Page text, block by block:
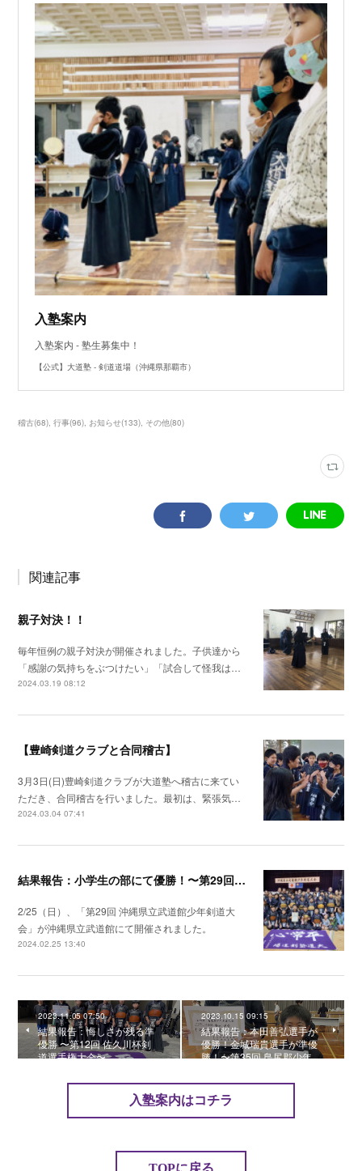
入塾案内
入塾案内 - 塾生募集中！
【公式】大道塾 - 剣道道場（沖縄県那覇市）
稽古(68) 行事(96) お知らせ(133) その他(80)
関連記事
親子対決！！
毎年恒例の親子対決が開催されました。子供達から
「感謝の気持ちをぶつけたい」「試合して怪我は…
2024.03.19 08:12
【豊崎剣道クラブと合同稽古】
3月3日(日)豊崎剣道クラブが大道塾へ稽古に来てい
ただき、合同稽古を行いました。最初は、緊張気…
2024.03.04 07:41
結果報告：小学生の部にて優勝！〜第29回 沖縄県立武道館少年剣道大会〜
2/25（日）、「第29回 沖縄県立武道館少年剣道大
会」が沖縄県立武道館にて開催されました。
2024.02.25 13:40
2023.11.05 07:50
結果報告：悔しさが残る準
優勝 〜第12回 佐久川杯剣
道選手権大会〜
2023.10.15 09:15
結果報告：本田善弘選手が
優勝！金城瑞貴選手が準優
勝！〜第35回 島尻郡少年…
入塾案内はコチラ